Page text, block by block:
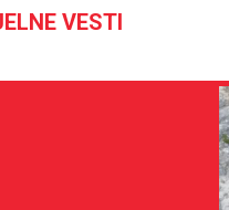
VESTI